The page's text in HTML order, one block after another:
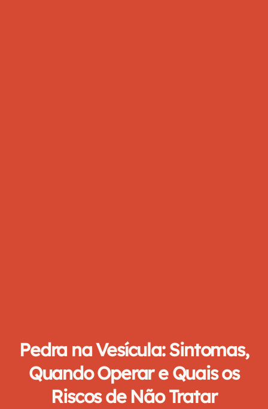
Pedra na Vesícula: Sintomas,
Quando Operar e Quais os
Riscos de Não Tratar